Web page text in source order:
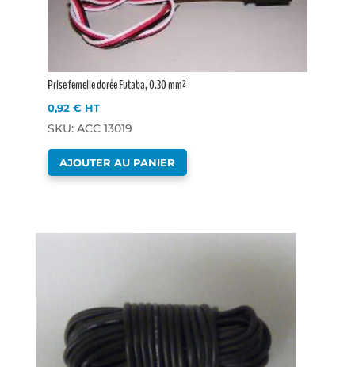
Prise femelle dorée Futaba, 0.30 mm²
0,92 € HT
SKU: ACC 13019
AJOUTER AU PANIER